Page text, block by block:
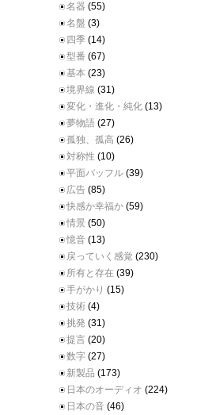
名器 (55)
名盤 (3)
四季 (14)
型番 (67)
基本 (23)
境界線 (31)
変化・進化・純化 (13)
夢物語 (27)
孤独、孤高 (26)
対称性 (10)
平面バッフル (39)
広告 (85)
快感か幸福か (59)
情景 (50)
憶音 (13)
戻っていく感覚 (230)
所有と存在 (39)
手がかり (15)
技術 (4)
挑発 (31)
提言 (20)
数字 (27)
新製品 (173)
日本のオーディオ (224)
日本の音 (46)